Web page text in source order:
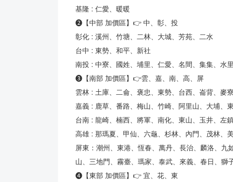
基隆 : 仁愛、暖暖
❷【中部 加價區】👉 中、彰、投
彰化 : 溪州、竹塘、二林、大城、芳苑、二水
台中 : 東勢、和平、新社
南投 : 中寮、國姓、埔里、仁愛、名間、集集、水
❸【南部 加價區】👉雲、嘉、南、高、屏
雲林 : 土庫、二侖、褒忠、東勢、台西、崙背、麥
嘉義 : 鹿草、番路、梅山、竹崎、阿里山、大埔、
台南 : 龍崎、楠西、將軍、南化、東山、玉井、左
高雄 : 那瑪夏、甲仙、六龜、杉林、內門、茂林、
屏東：潮州、東港、恆春、萬丹、長治、麟洛、
山、三地門、霧臺、瑪家、泰武、來義、春日、獅
❹【東部 加價區】👉 宜、花、東